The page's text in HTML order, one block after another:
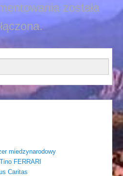
została
miedzynarodowy
FERRARI
Caritas